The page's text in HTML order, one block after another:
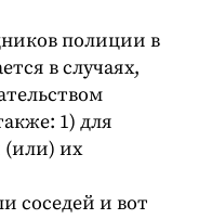
полиции в
в случаях,
1) для
(или) их
соседей и вот